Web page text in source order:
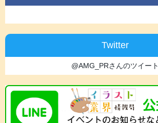
Twitter
@AMG_PRさんのツイート